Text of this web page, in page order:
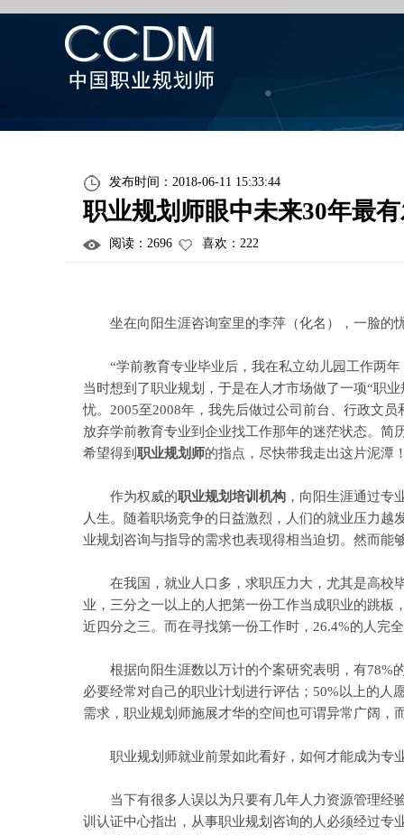
发布时间：2018-06-11 15:33:44
职业规划师眼中未来30年最
阅读： 2696 喜欢： 222
坐在向阳生涯咨询室里的李萍（化名），一脸的
“学前教育专业毕业后，我在私立幼儿园工作两年
当时想到了职业规划，于是在人才市场做了一项“职
忧。2005至2008年，我先后做过公司前台、行政文
放弃学前教育专业到企业找工作那年的迷茫状态。
希望得到 职业规划师的指点，尽快带我走出这片泥潭
作为权威的职业规划培训机构 ，向阳生涯通过专
人生。随着职场竞争的日益激烈，人们的就业压力
业规划咨询与指导的需求也表现得相当迫切。然而能
在我国，就业人口多，求职压力大，尤其是高校毕
业，三分之一以上的人把第一份工作当成职业的跳板
近四分之三。而在寻找第一份工作时，26.4%的人完
根据向阳生涯数以万计的个案研究表明，有78%
必要经常对自己的职业计划进行评估；50%以上的
需求，职业规划师施展才华的空间也可谓异常广阔，
职业规划师就业前景如此看好，如何才能成为专
当下有很多人误以为只要有几年人力资源管理经验
训认证中心指出，从事职业规划咨询的人必须经过专